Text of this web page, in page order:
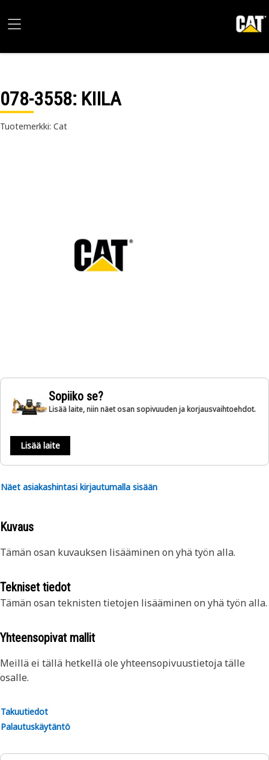
078-3558: KIILA
Tuotemerkki: Cat
Sopiiko se?
Lisää laite, niin näet osan sopivuuden ja korjausvaihtoehdot.
Lisää laite
Näet asiakashintasi kirjautumalla sisään
Kuvaus
Tämän osan kuvauksen lisääminen on yhä työn alla.
Tekniset tiedot
Tämän osan teknisten tietojen lisääminen on yhä työn alla.
Yhteensopivat mallit
Meillä ei tällä hetkellä ole yhteensopivuustietoja tälle
osalle.
Takuutiedot
Palautuskäytäntö